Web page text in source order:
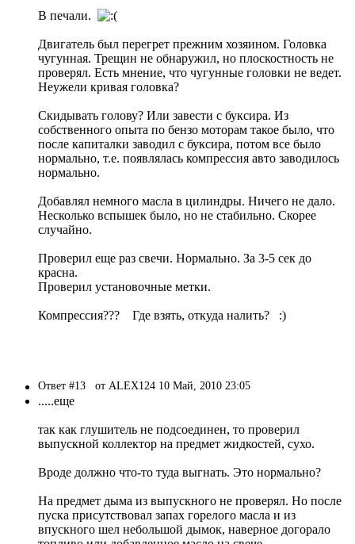
В печали.
Двигатель был перегрет прежним хозяином. Головка
чугунная. Трещин не обнаружил, но плоскостность не
проверял. Есть мнение, что чугунные головки не ведет.
Неужели кривая головка?
Скидывать голову? Или завести с буксира. Из
собственного опыта по бензо моторам такое было, что
после капиталки заводил с буксира, потом все было
нормально, т.е. появлялась компрессия авто заводилось
нормально.
Добавлял немного масла в цилиндры. Ничего не дало.
Несколько вспышек было, но не стабильно. Скорее
случайно.
Проверил еще раз свечи. Нормально. За 3-5 сек до
красна.
Проверил установочные метки.
Компрессия??? Где взять, откуда налить? :)
Ответ #13 от ALEX124 10 Май, 2010 23:05
.....еще
так как глушитель не подсоединен, то проверил
выпускной коллектор на предмет жидкостей, сухо.
Вроде должно что-то туда выгнать. Это нормально?
На предмет дыма из выпускного не проверял. Но после
пуска присутствовал запах горелого масла и из
впускного шел небольшой дымок, наверное догорало